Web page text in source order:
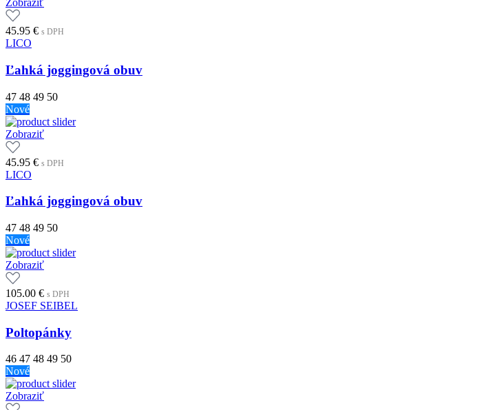
Zobraziť
45.95 € s DPH
LICO
Ľahká joggingová obuv
47 48 49 50
Nové
Zobraziť
45.95 € s DPH
LICO
Ľahká joggingová obuv
47 48 49 50
Nové
Zobraziť
105.00 € s DPH
JOSEF SEIBEL
Poltopánky
46 47 48 49 50
Nové
Zobraziť